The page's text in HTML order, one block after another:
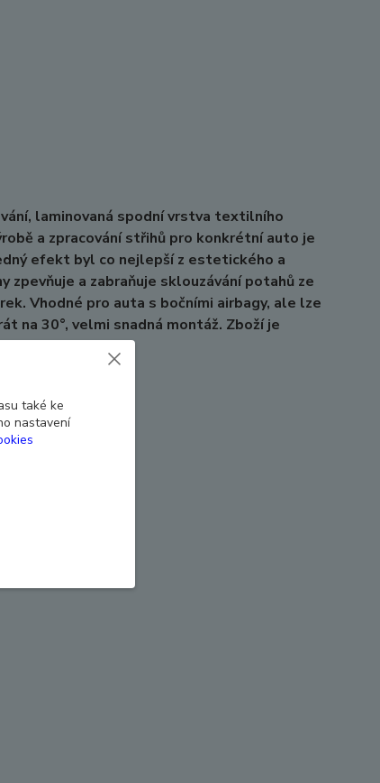
laminovaná spodní vrstva textilního
a zpracování střihů pro konkrétní auto je
efekt byl co nejlepší z estetického a
a zabraňuje sklouzávání potahů ze
Vhodné pro auta s bočními airbagy, ale lze
na 30°, velmi snadná montáž. Zboží je
také ke
nastavení